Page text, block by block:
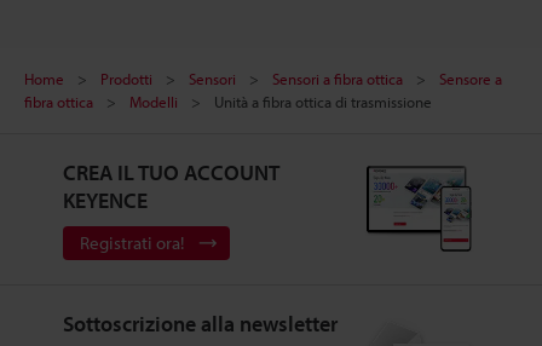
Home Prodotti Sensori Sensori a fibra ottica
Sensore a
fibra ottica
Modelli Unità a fibra ottica di trasmissione
CREA IL TUO ACCOUNT
KEYENCE
Registrati ora!
Sottoscrizione alla newsletter